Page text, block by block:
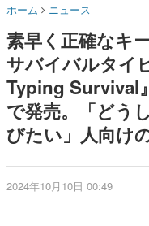
ゲームに多大
日本のコンテ
画です。
日本モバ
日本のモバ
ルを網羅す
解説を掲載
若ゲのい
一先生によ
なんで
『Moonlighter 2』の9月2
式リリースを記念したキャ
ーン
ホーム ニュース
素早く正確なキ
サバイバルタイ
Typing Survival
で発売。「どう
びたい」人向け
2024年10月10日 00:49